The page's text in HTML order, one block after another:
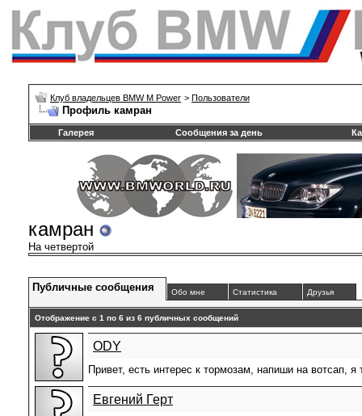
Клуб владельцев BMW M Power > Пользователи
Профиль камран
Галерея Сообщения за день
камран
На четвертой
Публичные сообщения Обо мне Статистика Друзья
Отображение с 1 по 6 из 6 публичных сообщений
ODY
Привет, есть интерес к тормозам, напиши на вотсап,
Евгений Герт